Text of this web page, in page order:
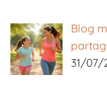
Blog
31/07/